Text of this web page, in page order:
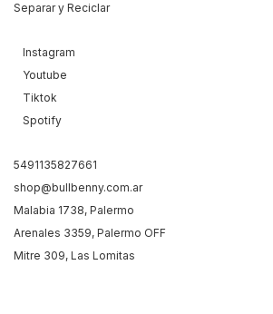
Separar y Reciclar
Instagram
Youtube
Tiktok
Spotify
5491135827661
shop@bullbenny.com.ar
Malabia 1738, Palermo
Arenales 3359, Palermo OFF
Mitre 309, Las Lomitas